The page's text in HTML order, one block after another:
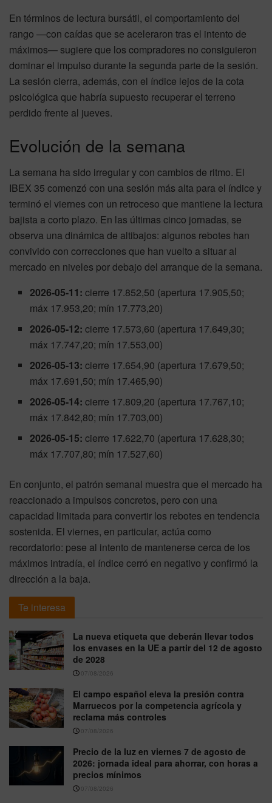
En términos de lectura bursátil, el comportamiento del
rango —con caídas que se aceleraron tras el intento de
máximos— sugiere que los compradores no consiguieron
dominar el impulso durante la segunda parte de la sesión.
La sesión cierra, además, con el índice lejos de la cota
psicológica que habría supuesto recuperar el terreno
perdido frente al jueves.
Evolución de la semana
La semana ha sido irregular y con cambios de ritmo. El
IBEX 35 comenzó con una sesión más alta para el índice y
terminó el viernes con un retroceso que mantiene la lectura
bajista a corto plazo. En las últimas cinco jornadas, se
observa una dinámica de altibajos: algunos rebotes han
convivido con correcciones que han vuelto a situar al
mercado en niveles por debajo del arranque de la semana.
2026-05-11: cierre 17.852,50 (apertura 17.905,50;
máx 17.953,20; mín 17.773,20)
2026-05-12: cierre 17.573,60 (apertura 17.649,30;
máx 17.747,20; mín 17.553,00)
2026-05-13: cierre 17.654,90 (apertura 17.679,50;
máx 17.691,50; mín 17.465,90)
2026-05-14: cierre 17.809,20 (apertura 17.767,10;
máx 17.842,80; mín 17.703,00)
2026-05-15: cierre 17.622,70 (apertura 17.628,30;
máx 17.707,80; mín 17.527,60)
En conjunto, el patrón semanal muestra que el mercado ha
reaccionado a impulsos concretos, pero con una
capacidad limitada para convertir los rebotes en tendencia
sostenida. El viernes, en particular, actúa como
recordatorio: pese al intento de mantenerse cerca de los
máximos intradía, el índice cerró en negativo y confirmó la
dirección a la baja.
Te interesa
La nueva etiqueta que deberán llevar todos
los envases en la UE a partir del 12 de agosto
de 2028
07/08/2026
El campo español eleva la presión contra
Marruecos por la competencia agrícola y
reclama más controles
07/08/2026
Precio de la luz en viernes 7 de agosto de
2026: jornada ideal para ahorrar, con horas a
precios mínimos
07/08/2026